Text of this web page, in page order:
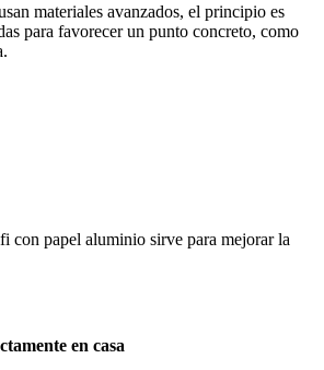
materiales avanzados, el principio es
para favorecer un punto concreto, como
con papel aluminio sirve para mejorar la
en casa